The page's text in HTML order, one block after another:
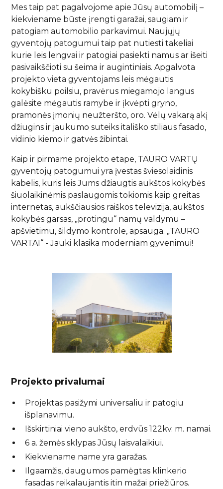
Mes taip pat pagalvojome apie Jūsų automobilį –
kiekviename būste įrengti garažai, saugiam ir
patogiam automobilio parkavimui. Naujųjų
gyventojų patogumui taip pat nutiesti takeliai
kurie leis lengvai ir patogiai pasiekti namus ar išeiti
pasivaikščioti su šeima ir augintiniais. Apgalvota
projekto vieta gyventojams leis mėgautis
kokybišku poilsiu, pravėrus miegamojo langus
galėsite mėgautis ramybe ir įkvėpti gryno,
pramonės įmonių neužteršto, oro. Vėlų vakarą akį
džiugins ir jaukumo suteiks itališko stiliaus fasado,
vidinio kiemo ir gatvės žibintai.
Kaip ir pirmame projekto etape, TAURO VARTŲ
gyventojų patogumui yra įvestas šviesolaidinis
kabelis, kuris leis Jums džiaugtis aukštos kokybės
šiuolaikinėmis paslaugomis tokiomis kaip greitas
internetas, aukščiausios raiškos televizija, aukštos
kokybės garsas, „protingu“ namų valdymu –
apšvietimu, šildymo kontrole, apsauga. „TAURO
VARTAI“ - Jauki klasika moderniam gyvenimui!
Projekto privalumai
Projektas pasižymi universaliu ir patogiu
išplanavimu.
Išskirtiniai vieno aukšto, erdvūs 122kv. m. namai.
6 a. žemės sklypas Jūsų laisvalaikiui.
Kiekviename name yra garažas.
Ilgaamžis, daugumos pamėgtas klinkerio
fasadas reikalaujantis itin mažai priežiūros.